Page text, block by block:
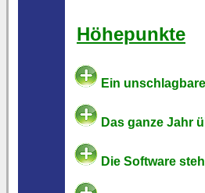
Höhepunkte
Ein
Das ganze Jahr
Die Software